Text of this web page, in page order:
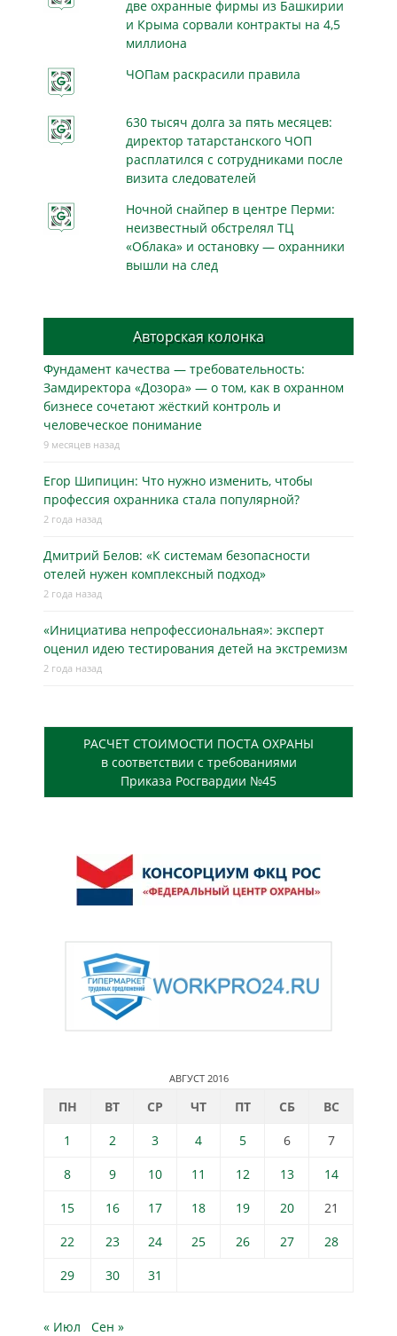
две охранные фирмы из Башкирии
и Крыма сорвали контракты на 4,5
миллиона
ЧОПам раскрасили правила
630 тысяч долга за пять месяцев:
директор татарстанского ЧОП
расплатился с сотрудниками после
визита следователей
Ночной снайпер в центре Перми:
неизвестный обстрелял ТЦ
«Облака» и остановку — охранники
вышли на след
Авторская колонка
Фундамент качества — требовательность:
Замдиректора «Дозора» — о том, как в охранном
бизнесe сочетают жёсткий контроль и
человеческое понимание
9 месяцев назад
Егор Шипицин: Что нужно изменить, чтобы
профессия охранника стала популярной?
2 года назад
Дмитрий Белов: «К системам безопасности
отелей нужен комплексный подход»
2 года назад
«Инициатива непрофессиональная»: эксперт
оценил идею тестирования детей на экстремизм
2 года назад
РАСЧЕТ СТОИМОСТИ ПОСТА ОХРАНЫ
в соответствии с требованиями
Приказа Росгвардии №45
АВГУСТ 2016
ПН ВТ СР ЧТ ПТ СБ
ВС
1
2 3 4 5 6
7
8
9 10 11 12 13
14
15
16 17 18 19 20
21
22
23 24 25 26 27
28
29
30 31
« Июл Сен »